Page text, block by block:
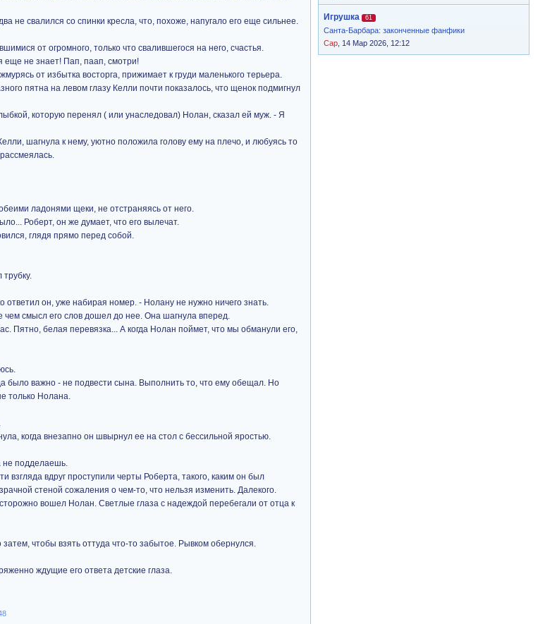
Игрушка 61
Санта-Барбара: законченные фанфики
Cap , 14 Мар 2026, 12:12
не свалился со спинки кресла, что, похоже, напугало его еще сильнее.
от огромного, только что свалившегося на него, счастья.
еще не знает! Пап, паап, смотри!
от избытка восторга, прижимает к груди маленького терьера.
пятна на левом глазу Келли почти показалось, что щенок подмигнул
которую перенял ( или унаследовал) Нолан, сказал ей муж. - Я
шагнула к нему, уютно положила голову ему на плечо, и любуясь то
ладонями щеки, не отстраняясь от него.
Роберт, он же думает, что его вылечат.
глядя прямо перед собой.
ответил он, уже набирая номер. - Нолану не нужно ничего знать.
чем смысл его слов дошел до нее. Она шагнула вперед.
Пятно, белая перевязка... А когда Нолан поймет, что мы обманули его,
было важно - не подвести сына. Выполнить то, что ему обещал. Но
только Нолана.
когда внезапно он швырнул ее на стол с бессильной яростью.
не подделаешь.
взгляда вдруг проступили черты Роберта, такого, каким он был
стеной сожаления о чем-то, что нельзя изменить. Далекого.
вошел Нолан. Светлые глаза с надеждой перебегали от отца к
чтобы взять оттуда что-то забытое. Рывком обернулся.
ждущие его ответа детские глаза.